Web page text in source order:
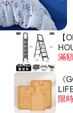
【
滿
《
限